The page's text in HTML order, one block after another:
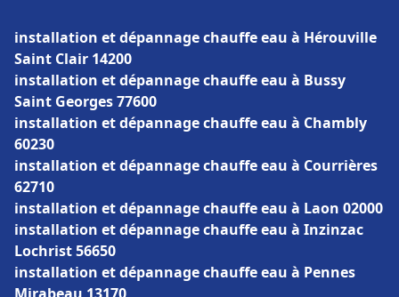
installation et dépannage chauffe eau à Hérouville
Saint Clair 14200
installation et dépannage chauffe eau à Bussy
Saint Georges 77600
installation et dépannage chauffe eau à Chambly
60230
installation et dépannage chauffe eau à Courrières
62710
installation et dépannage chauffe eau à Laon 02000
installation et dépannage chauffe eau à Inzinzac
Lochrist 56650
installation et dépannage chauffe eau à Pennes